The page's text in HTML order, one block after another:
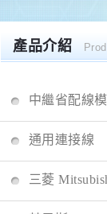
產品介紹
中繼省配線
通用連接線
三菱